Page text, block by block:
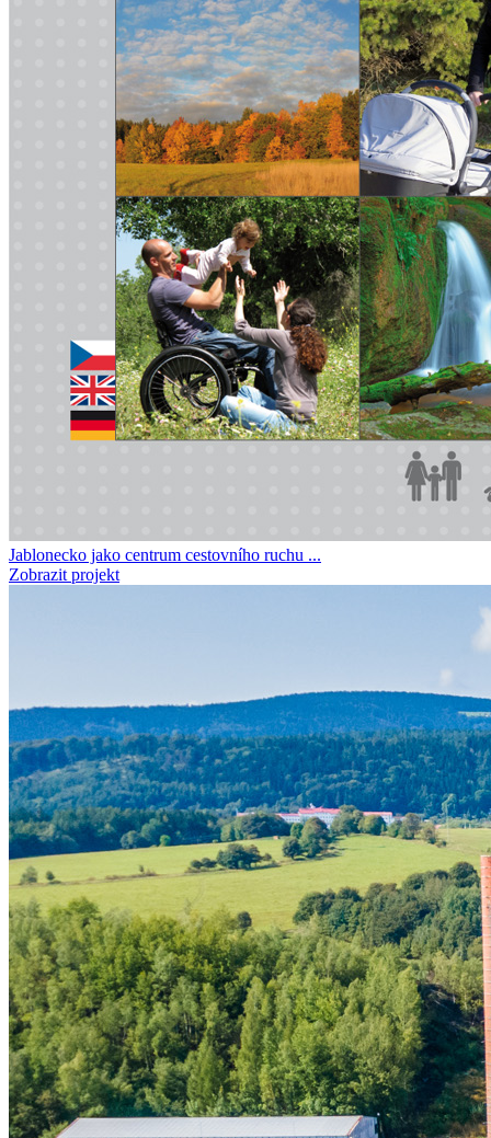
Jablonecko jako centrum cestovního ruchu ...
Zobrazit projekt